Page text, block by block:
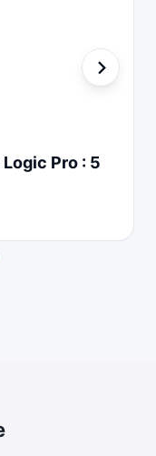
Pro : 5